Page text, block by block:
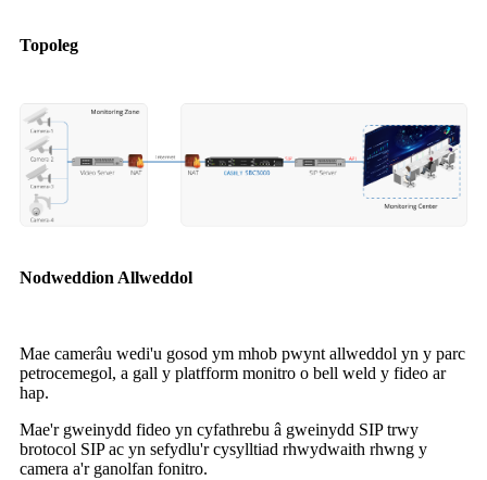
Topoleg
Nodweddion Allweddol
Mae camerâu wedi'u gosod ym mhob pwynt allweddol yn y parc
petrocemegol, a gall y platfform monitro o bell weld y fideo ar
hap.
Mae'r gweinydd fideo yn cyfathrebu â gweinydd SIP trwy
brotocol SIP ac yn sefydlu'r cysylltiad rhwydwaith rhwng y
camera a'r ganolfan fonitro.